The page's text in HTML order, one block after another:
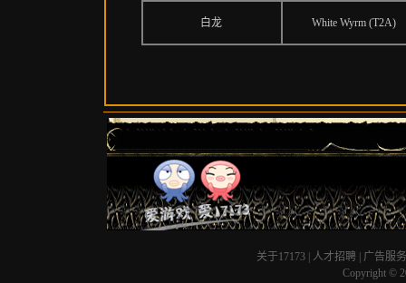
白龙 White Wyrm (T2A)
关于17173 人才招聘
广告服务
Copyright ©